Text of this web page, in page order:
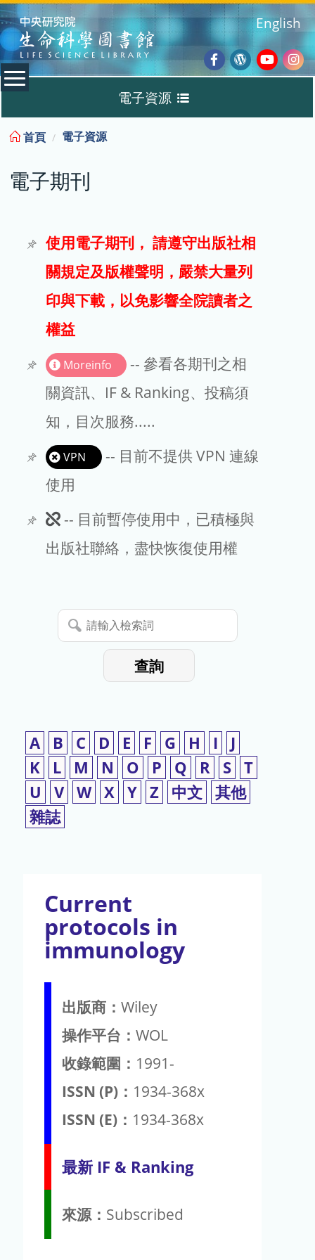
:::
Facebook
Wordpress
English
電子資源
電子期刊
試用
文章處理費
EndNote
首頁 電子資源
電子期刊
使用電子期刊， 請遵守出版社相
關規定及版權聲明，嚴禁大量列
印與下載，以免影響全院讀者之
權益
Moreinfo
-- 參看各期刊之相
關資訊、IF & Ranking、投稿須
知，目次服務.....
VPN
-- 目前不提供 VPN 連線
使用
此
期
暫
停
-- 目前暫停使用中，已積極與
出版社聯絡，盡快恢復使用權
請
輸
查詢
A B C D E F G H I
J
K
L M N O P Q R S T
U
V W X Y Z 中文 其他
雜誌
Current
protocols in
immunology
出版商： Wiley
操作平台： WOL
收錄範圍： 1991-
ISSN (P)： 1934-368x
ISSN (E)： 1934-368x
最新 IF & Ranking
來源： Subscribed